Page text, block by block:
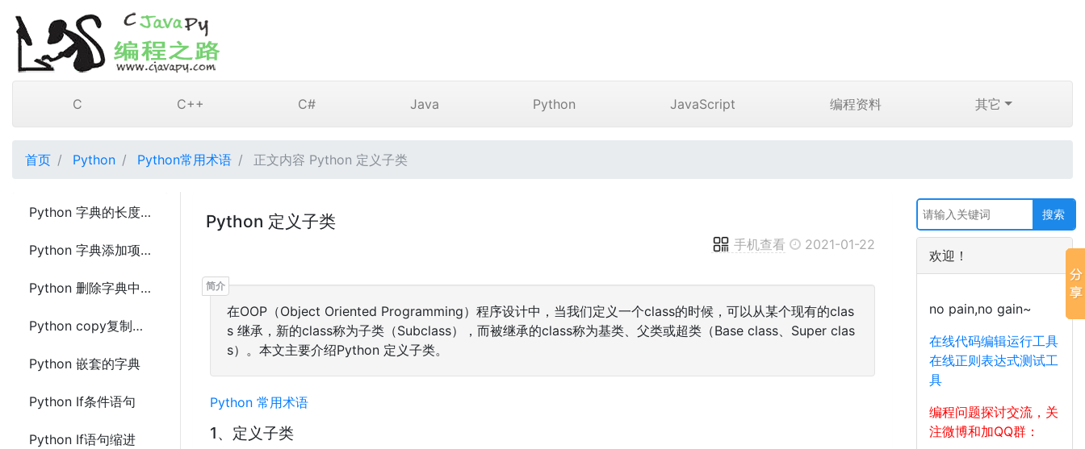
C C++ C# Java Python JavaScript 编程资料 其它
首页 Python Python常用术语 正文内容 Python 定义子类
Python 字典的长度(len())
Python 字典添加项目元素
Python 删除字典中项目元素
Python copy复制一个字典
Python 嵌套的字典
Python If条件语句
Python If语句缩进
Python 定义子类
手机查看 2021-01-22
在OOP（Object Oriented Programming）程序设计中，当我们定义一个class的时候，可以从某个现有的clas
s 继承，新的class称为子类（Subclass），而被继承的class称为基类、父类或超类（Base class、Super clas
s）。本文主要介绍Python 定义子类。
Python 常用术语
1、定义子类
欢迎！
no pain,no gain~
在线代码编辑运行工具
在线正则表达式测试工
具
编程问题探讨交流，关
注微博和加QQ群：